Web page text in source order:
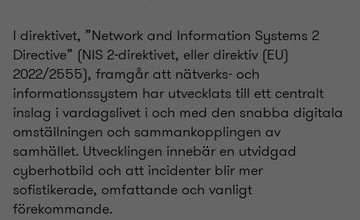
I direktivet, ”Network and Information Systems 2
Directive” (NIS 2-direktivet, eller direktiv (EU)
2022/2555), framgår att nätverks- och
informationssystem har utvecklats till ett centralt
inslag i vardagslivet i och med den snabba digitala
omställningen och sammankopplingen av
samhället. Utvecklingen innebär en utvidgad
cyberhotbild och att incidenter blir mer
sofistikerade, omfattande och vanligt
förekommande.